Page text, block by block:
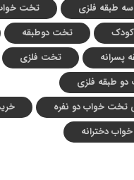
طبقه فلزی
تخت
تخت دوطبقه
پسرانه
تخت فلزی
طبقه فلزی
تخت خواب دو نفره
دخترانه